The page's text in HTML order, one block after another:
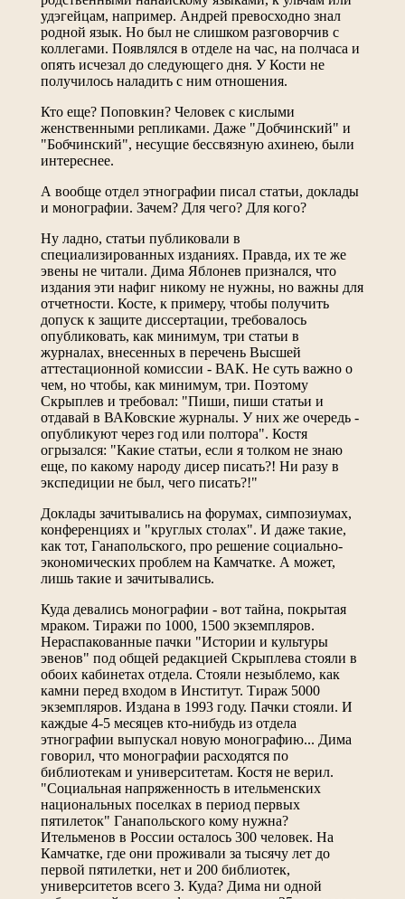
удэгейцам, например. Андрей превосходно знал
родной язык. Но был не слишком разговорчив с
коллегами. Появлялся в отделе на час, на полчаса и
опять исчезал до следующего дня. У Кости не
получилось наладить с ним отношения.
Кто еще? Поповкин? Человек с кислыми
женственными репликами. Даже "Добчинский" и
"Бобчинский", несущие бессвязную ахинею, были
интереснее.
А вообще отдел этнографии писал статьи, доклады
и монографии. Зачем? Для чего? Для кого?
Ну ладно, статьи публиковали в
специализированных изданиях. Правда, их те же
эвены не читали. Дима Яблонев признался, что
издания эти нафиг никому не нужны, но важны для
отчетности. Косте, к примеру, чтобы получить
допуск к защите диссертации, требовалось
опубликовать, как минимум, три статьи в
журналах, внесенных в перечень Высшей
аттестационной комиссии - ВАК. Не суть важно о
чем, но чтобы, как минимум, три. Поэтому
Скрыплев и требовал: "Пиши, пиши статьи и
отдавай в ВАКовские журналы. У них же очередь -
опубликуют через год или полтора". Костя
огрызался: "Какие статьи, если я толком не знаю
еще, по какому народу дисер писать?! Ни разу в
экспедиции не был, чего писать?!"
Доклады зачитывались на форумах, симпозиумах,
конференциях и "круглых столах". И даже такие,
как тот, Ганапольского, про решение социально-
экономических проблем на Камчатке. А может,
лишь такие и зачитывались.
Куда девались монографии - вот тайна, покрытая
мраком. Тиражи по 1000, 1500 экземпляров.
Нераспакованные пачки "Истории и культуры
эвенов" под общей редакцией Скрыплева стояли в
обоих кабинетах отдела. Стояли незыблемо, как
камни перед входом в Институт. Тираж 5000
экземпляров. Издана в 1993 году. Пачки стояли. И
каждые 4-5 месяцев кто-нибудь из отдела
этнографии выпускал новую монографию... Дима
говорил, что монографии расходятся по
библиотекам и университетам. Костя не верил.
"Социальная напряженность в ительменских
национальных поселках в период первых
пятилеток" Ганапольского кому нужна?
Ительменов в России осталось 300 человек. На
Камчатке, где они проживали за тысячу лет до
первой пятилетки, нет и 200 библиотек,
университетов всего 3. Куда? Дима ни одной